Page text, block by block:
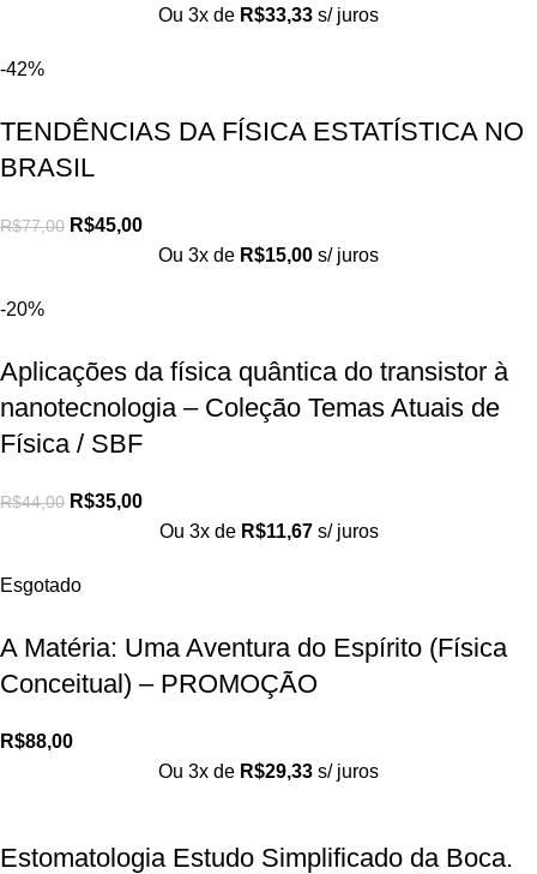
Ou 3x de R$33,33 s/ juros
-42%
TENDÊNCIAS DA FÍSICA ESTATÍSTICA NO
BRASIL
R$77,00 R$45,00
Ou 3x de R$15,00 s/ juros
-20%
Aplicações da física quântica do transistor à
nanotecnologia – Coleção Temas Atuais de
Física / SBF
R$44,00 R$35,00
Ou 3x de R$11,67 s/ juros
Esgotado
A Matéria: Uma Aventura do Espírito (Física
Conceitual) – PROMOÇÃO
R$88,00
Ou 3x de R$29,33 s/ juros
Estomatologia Estudo Simplificado da Boca.